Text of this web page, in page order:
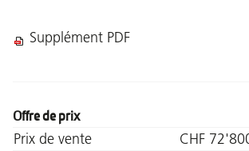
Supplément PDF
Offre de prix
Prix de vente CHF